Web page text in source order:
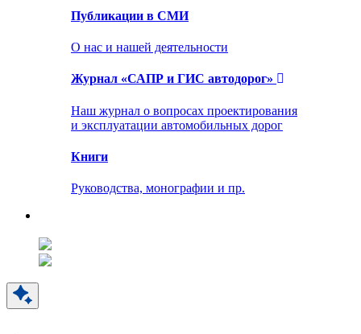
Публикации в СМИ
О нас и нашей деятельности
Журнал «САПР и ГИС автодорог»
Наш журнал о вопросах проектирования
и эксплуатации автомобильных дорог
Книги
Руководства, монографии и пр.